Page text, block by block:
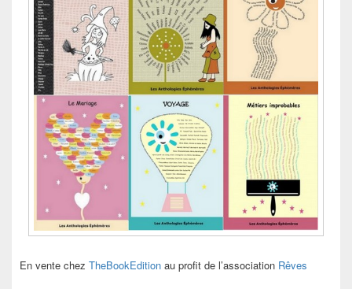
En vente chez TheBookEdition au profit de l’association Rêves